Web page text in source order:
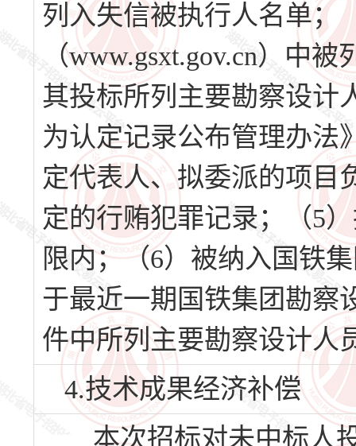
列入失信被执行人名单；
（www.gsxt.gov.cn）中
其投标所列主要勘察设计
为认定记录公布管理办法
定代表人、拟委派的项目
定的行贿犯罪记录；（5
限内；（6）被纳入国铁
于最近一期国铁集团勘察
件中所列主要勘察设计人
4.技术成果经济补偿
本次招标对未中标人